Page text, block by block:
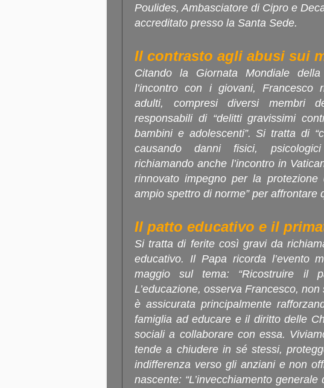
Poulides, Ambasciatore di Cipro e
accreditato presso la Santa Sede.
Il contrasto agli abusi sui
Citando la Giornata Mondiale
l’incontro con i giovani, Francesco
adulti, compresi diversi membri
responsabili di “delitti gravissimi
bambini e adolescenti”. Si tratta di
causando danni fisici,
richiamando anche l’incontro in
rinnovato impegno per la protezione
ampio spettro di norme” per affrontare
Il patto educativo e il
Si tratta di ferite così gravi da
educativo. Il Papa ricorda l’evento
maggio sul tema: “Ricostruire il
L’educazione, osserva Francesco,
è assicurata principalmente
famiglia ad educare e il diritto delle
sociali a collaborare con essa.
tende a chiudere in sé stessi,
indifferenza verso gli anziani e non
nascente: “L’invecchiamento